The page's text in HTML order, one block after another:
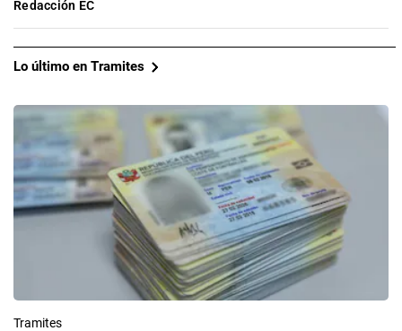
Redacción EC
Lo último en Tramites
Tramites